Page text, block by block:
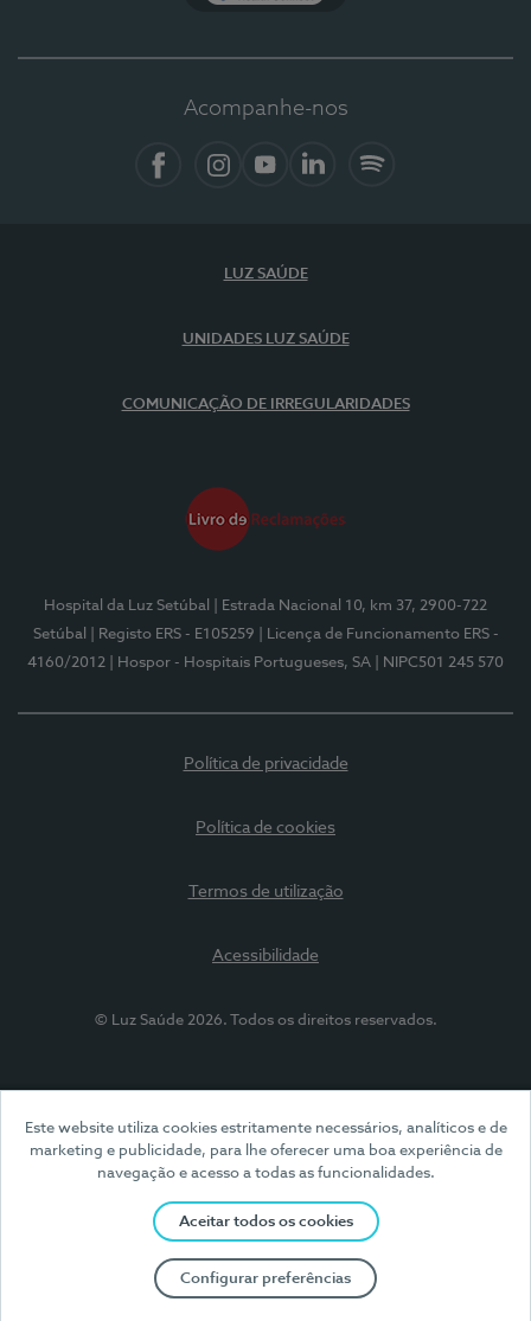
Este website utiliza cookies estritamente necessários, analíticos e de
marketing e publicidade, para lhe oferecer uma boa experiência de
navegação e acesso a todas as funcionalidades.
Aceitar todos os cookies
Configurar preferências
Acompanhe-nos
LUZ SAÚDE
UNIDADES LUZ SAÚDE
COMUNICAÇÃO DE IRREGULARIDADES
Hospital da Luz Setúbal
| Estrada Nacional 10, km 37, 2900-722
Setúbal
| Registo ERS - E105259
| Licença de Funcionamento ERS -
4160/2012
| Hospor - Hospitais Portugueses, SA | NIPC501 245 570
Política de privacidade
Política de cookies
Termos de utilização
Acessibilidade
© Luz Saúde 2026. Todos os direitos reservados.